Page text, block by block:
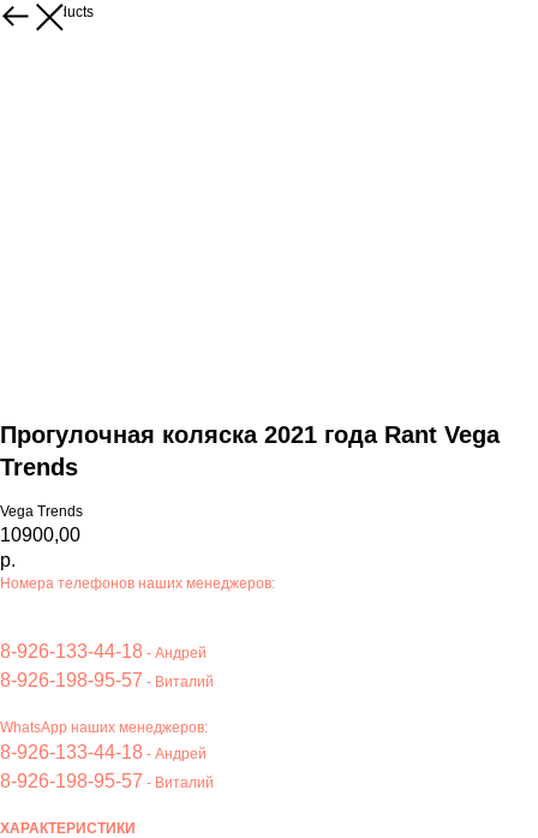
More products
Прогулочная коляска 2021 года Rant Vega
Trends
Vega Trends
10900,00
р.
Номера телефонов наших менеджеров:
8-926-133-44-18 - Андрей
8-926-198-95-57 - Виталий
WhatsApp наших менеджеров:
8-926-133-44-18 - Андрей
8-926-198-95-57 - Виталий
ХАРАКТЕРИСТИКИ